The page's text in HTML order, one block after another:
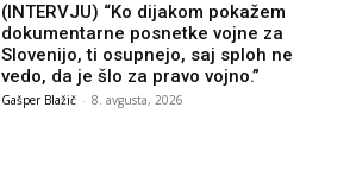
(INTERVJU) “Ko dijakom pokažem
dokumentarne posnetke vojne za
Slovenijo, ti osupnejo, saj sploh ne
vedo, da je šlo za pravo vojno.”
Gašper Blažič - 8. avgusta, 2026